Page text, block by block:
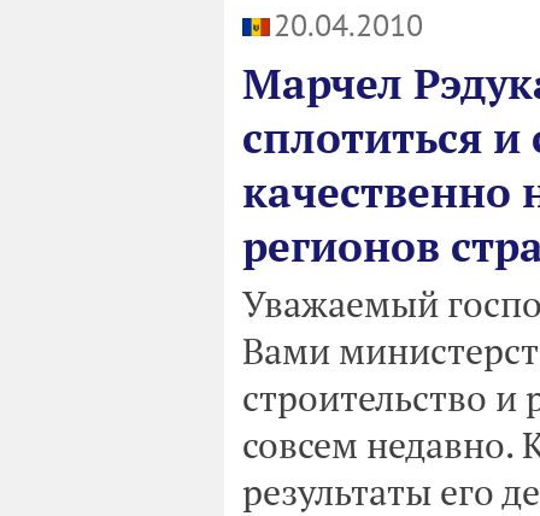
20.04.2010
Марчел
сплотиться и
качественно
регионов
Уважаемый
Вами
строительство и
совсем недавно.
результаты его